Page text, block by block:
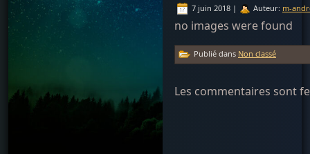
7 juin 2018 | Auteur: m-
no images were found
Publié dans Non classé
Les commentaires sont